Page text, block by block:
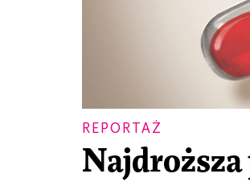
REPORTAŻ